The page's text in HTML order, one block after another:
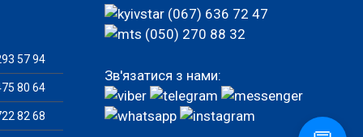
57 94
80 64
82 68
(067) 636 72 47
(050) 270 88 32
Зв'язатися з нами: